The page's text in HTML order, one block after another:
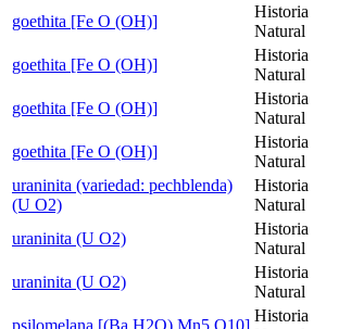
goethita [Fe O (OH)]
Historia
Natural
goethita [Fe O (OH)]
Historia
Natural
goethita [Fe O (OH)]
Historia
Natural
goethita [Fe O (OH)]
Historia
Natural
uraninita (variedad: pechblenda)
(U O2)
Historia
Natural
uraninita (U O2)
Historia
Natural
uraninita (U O2)
Historia
Natural
psilomelana [(Ba H2O) Mn5 O10]
Historia